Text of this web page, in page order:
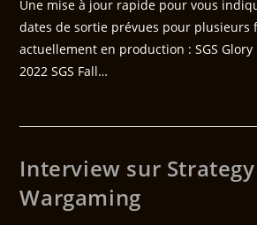
Une mise à jour rapide pour vous
dates de sortie prévues pour plusieurs
actuellement en production : SGS
2022 SGS Fall…
Interview sur
Wargaming